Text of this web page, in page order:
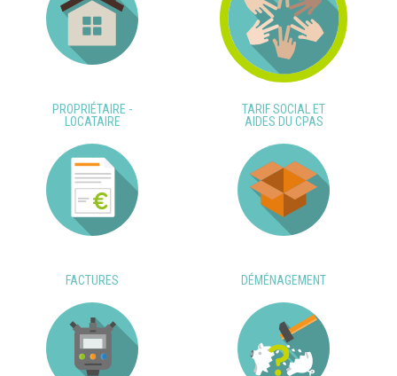
PROPRIÉTAIRE -
LOCATAIRE
TARIF SOCIAL ET
AIDES DU CPAS
FACTURES DÉMÉNAGEMENT